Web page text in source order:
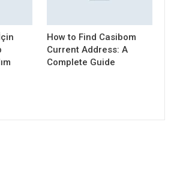
How to Find Casibom
Current Address: A
Complete Guide